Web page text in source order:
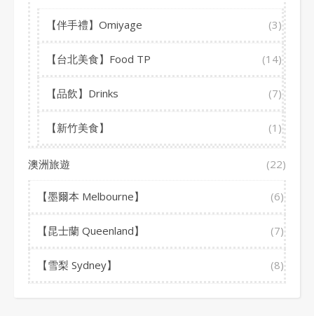
【伴手禮】Omiyage (3)
【台北美食】Food TP (14)
【品飲】Drinks (7)
【新竹美食】 (1)
澳洲旅遊 (22)
【墨爾本 Melbourne】 (6)
【昆士蘭 Queenland】 (7)
【雪梨 Sydney】 (8)